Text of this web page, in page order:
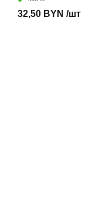
32,50 BYN /шт